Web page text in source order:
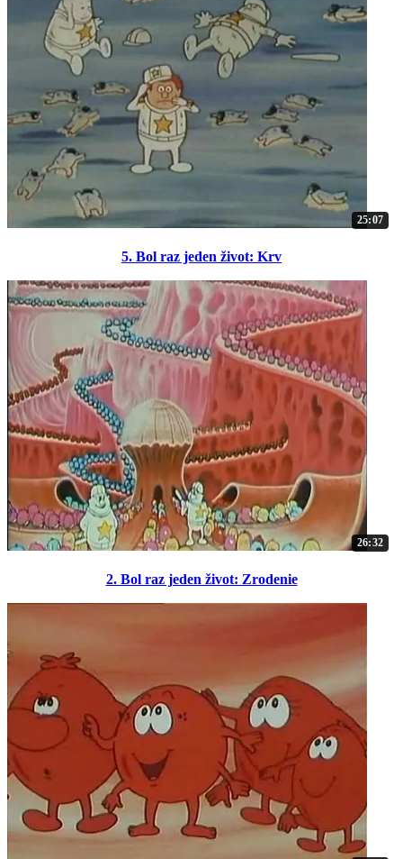
25:07
5. Bol raz jeden život: Krv
26:32
2. Bol raz jeden život: Zrodenie